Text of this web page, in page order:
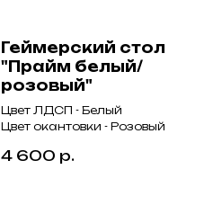
Геймерский стол
"Прайм белый/
розовый"
Цвет ЛДСП - Белый
Цвет окантовки - Розовый
4 600 р.